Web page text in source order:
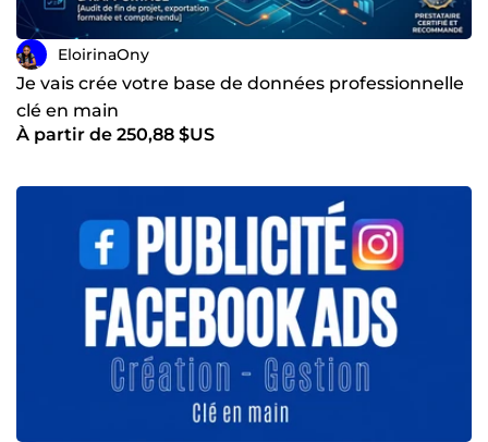
EloirinaOny
Je vais crée votre base de données professionnelle
clé en main
À partir de 250,88 $US